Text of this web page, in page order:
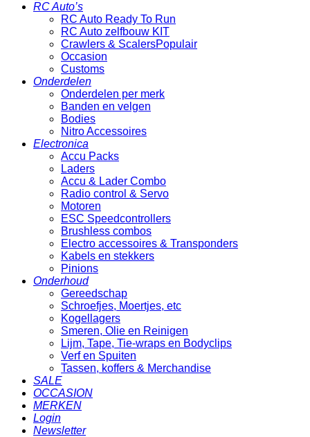
RC Auto’s
RC Auto Ready To Run
RC Auto zelfbouw KIT
Crawlers & Scalers
Occasion
Customs
Onderdelen
Onderdelen per merk
Banden en velgen
Bodies
Nitro Accessoires
Electronica
Accu Packs
Laders
Accu & Lader Combo
Radio control & Servo
Motoren
ESC Speedcontrollers
Brushless combos
Electro accessoires & Transponders
Kabels en stekkers
Pinions
Onderhoud
Gereedschap
Schroefjes, Moertjes, etc
Kogellagers
Smeren, Olie en Reinigen
Lijm, Tape, Tie-wraps en Bodyclips
Verf en Spuiten
Tassen, koffers & Merchandise
SALE
OCCASION
MERKEN
Login
Newsletter